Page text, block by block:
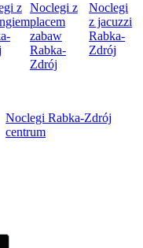
z Noclegi z
placem
zabaw
Rabka-
Zdrój
Noclegi
z jacuzzi
Rabka-
Zdrój
Noclegi Rabka-Zdrój
centrum